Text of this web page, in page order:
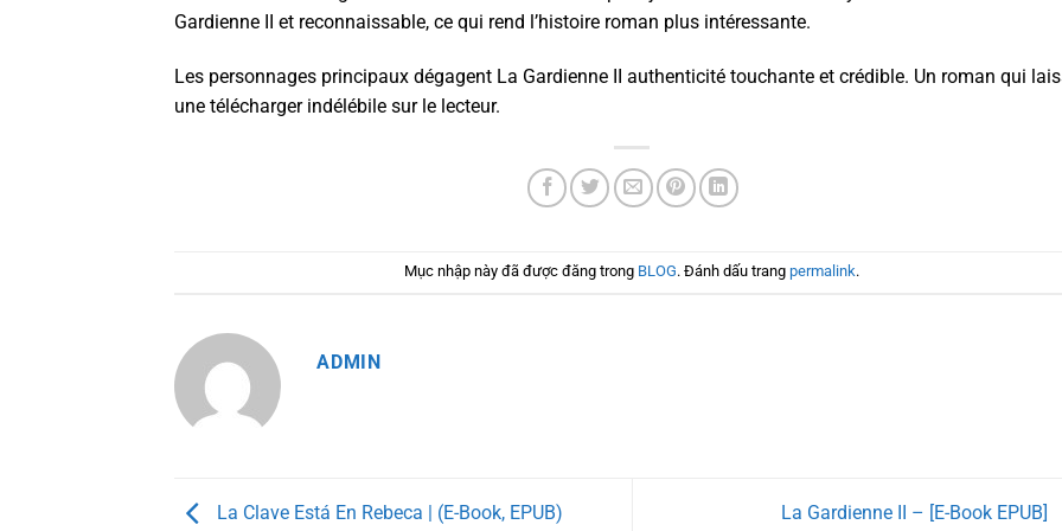
Gardienne II et reconnaissable, ce qui rend l’histoire roman plus intéressante.
Les personnages principaux dégagent La Gardienne II authenticité touchante et crédible. Un roman qui
une télécharger indélébile sur le lecteur.
Mục nhập này đã được đăng trong BLOG. Đánh dấu trangpermalink.
ADMIN
La Clave Está En Rebeca | (E-Book, EPUB) La Gardienne II – [E-Book EPUB]